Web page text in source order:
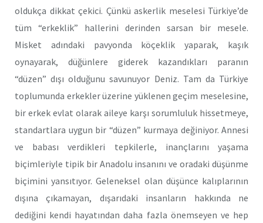
oldukça dikkat çekici. Çünkü askerlik meselesi Türkiye’de
tüm “erkeklik” hallerini derinden sarsan bir mesele.
Misket adındaki pavyonda köçeklik yaparak, kaşık
oynayarak, düğünlere giderek kazandıkları paranın
“düzen” dışı olduğunu savunuyor Deniz. Tam da Türkiye
toplumunda erkekler üzerine yüklenen geçim meselesine,
bir erkek evlat olarak aileye karşı sorumluluk hissetmeye,
standartlara uygun bir “düzen” kurmaya değiniyor. Annesi
ve babası verdikleri tepkilerle, inançlarını yaşama
biçimleriyle tipik bir Anadolu insanını ve oradaki düşünme
biçimini yansıtıyor. Geleneksel olan düşünce kalıplarının
dışına çıkamayan, dışarıdaki insanların hakkında ne
dediğini kendi hayatından daha fazla önemseyen ve hep